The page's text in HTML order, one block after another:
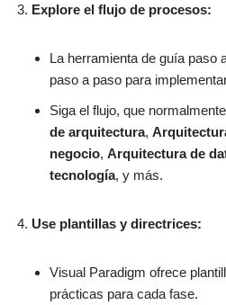
Explore el flujo de procesos:
La herramienta de guía paso
paso a paso para
Siga el flujo, que
de arquitectura,
negocio, Arquitectura de
tecnología, y más.
Use plantillas y directrices:
Visual Paradigm ofrece
prácticas para cada fase.